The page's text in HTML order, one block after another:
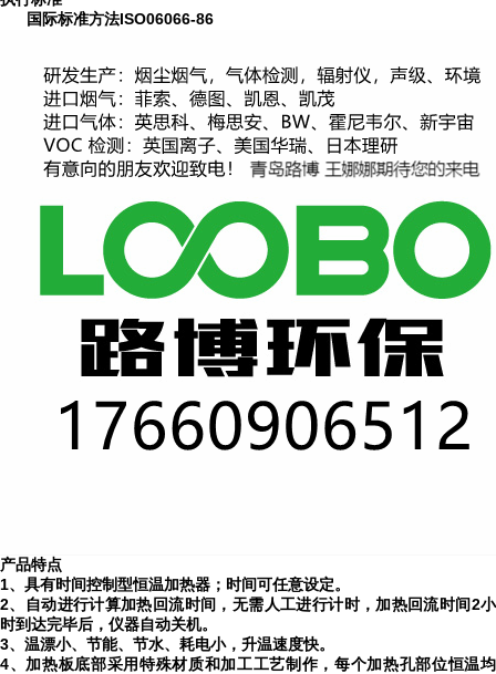
国际标准方法ISO06066-86
产品特点
1、具有时间控制型恒温加热器；时间可任意设定。
2、自动进行计算加热回流时间，无需人工进行计时，加热回流时间2小
时到达完毕后，仪器自动关机。
3、温漂小、节能、节水、耗电小，升温速度快。
4、加热板底部采用特殊材质和加工工艺制作，每个加热孔部位恒温均